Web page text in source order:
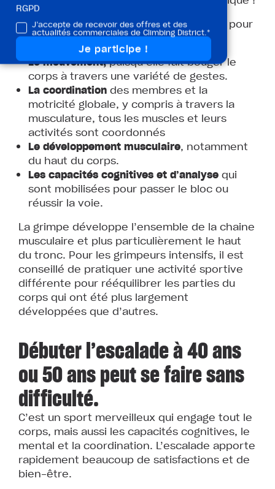
L’escalade est un sport très intéressant pour
travailler :
Le mouvement,puisqu’elle fait bouger le
corps à travers une variété de gestes.
La coordination des membres et la
motricité globale, y compris à travers la
musculature, tous les muscles et leurs
activités sont coordonnés
Le développement musculaire, notamment
du haut du corps.
Les capacités cognitives et d’analyse qui
sont mobilisées pour passer le bloc ou
réussir la voie.
La grimpe développe l’ensemble de la chaine
musculaire et plus particulièrement le haut
du tronc. Pour les grimpeurs intensifs, il est
conseillé de pratiquer une activité sportive
différente pour rééquilibrer les parties du
corps qui ont été plus largement
développées que d’autres.
Débuter l’escalade à 40 ans
ou 50 ans peut se faire sans
difficulté.
C’est un sport merveilleux qui engage tout le
corps, mais aussi les capacités cognitives, le
mental et la coordination. L’escalade apporte
rapidement beaucoup de satisfactions et de
bien-être.
RGPD
J’accepte de recevoir des offres et des
actualités commerciales de Climbing District.*